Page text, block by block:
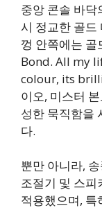
중앙 콘솔 바닥
시 정교한 골드
껑 안쪽에는
Bond. All my
colour, its
이오, 미스터
성한 묵직함을
다.
뿐만 아니라,
조절기 및 스피
적용했으며,